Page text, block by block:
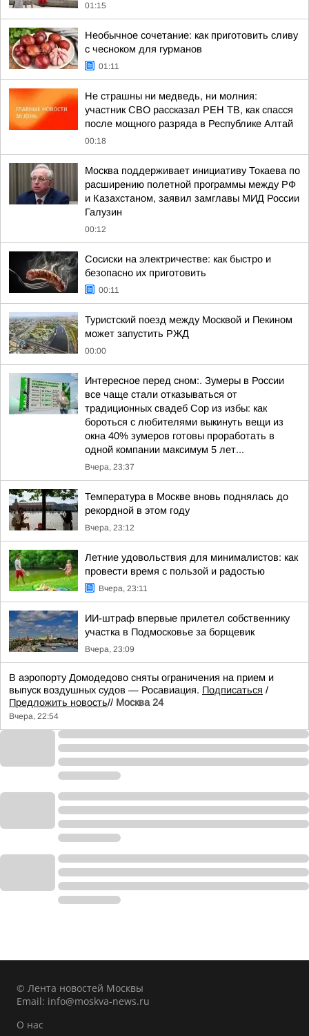
01:15
Необычное сочетание: как приготовить сливу
с чесноком для гурманов
01:11
Не страшны ни медведь, ни молния:
участник СВО рассказал РЕН ТВ, как спасся
после мощного разряда в Республике Алтай
00:18
Москва поддерживает инициативу Токаева по
расширению полетной программы между РФ
и Казахстаном, заявил замглавы МИД России
Галузин
00:12
Сосиски на электричестве: как быстро и
безопасно их приготовить
00:11
Туристский поезд между Москвой и Пекином
может запустить РЖД
00:00
Интересное перед сном:. Зумеры в России
все чаще стали отказываться от
традиционных свадеб Сор из избы: как
бороться с любителями выкинуть вещи из
окна 40% зумеров готовы проработать в
одной компании максимум 5 лет...
Вчера, 23:37
Температура в Москве вновь поднялась до
рекордной в этом году
Вчера, 23:12
Летние удовольствия для минималистов: как
провести время с пользой и радостью
Вчера, 23:11
ИИ-штраф впервые прилетел собственнику
участка в Подмосковье за борщевик
Вчера, 23:09
В аэропорту Домодедово сняты ограничения на прием и
выпуск воздушных судов — Росавиация. Подписаться /
Предложить новость// Москва 24
Вчера, 22:54
© Лента новостей Москвы
Email: info@moskva-news.ru
О нас